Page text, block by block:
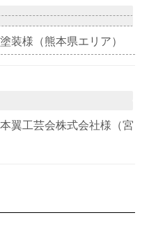
装様（熊本県エリア）
翼工芸会株式会社様（宮